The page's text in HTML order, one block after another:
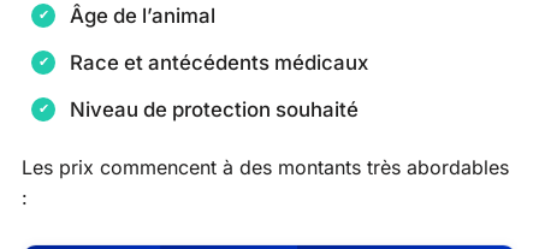
Âge de l’animal
Race et antécédents médicaux
Niveau de protection souhaité
Les prix commencent à des montants très abordables
: